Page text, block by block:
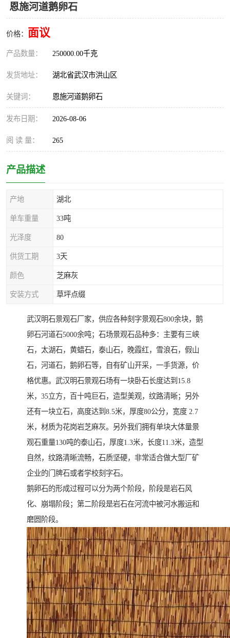
恩施河道鹅卵石
价格： 面议
产品数量： 250000.00千克
发货地址： 湖北省武汉市洪山区
关键词： 恩施河道鹅卵石
发布日期： 2026-08-06
阅 读 量： 265
产品描述
产地 湖北
单车重量 33吨
光泽度 80
供货工期 3天
颜色 芝麻灰
安装方式 草坪点缀
武汉明石景观石厂家，供应各种刻字景观石800余块，鹅
卵石河道石5000余吨；石场景观石品种多：主要有三峡
石，太湖石，黄蜡石，泰山石，晚霞红，雪浪石，假山
石，河道石，鹅卵石等，自有矿山开采，一手货源，价
格优惠。武汉明石景观石场有一块卧石长度达到15.8
米，35立方，百十吨巨石，造型美观，纹路清晰；另外
还有一块立石，高度达到8.5米，厚度80公分，宽度 2.7
米，材质为花岗岩芝麻灰。另外我们拥有单块大体量景
观石重量130吨的泰山石，厚度1.3米，长度11.3米，造型
自然，纹路清晰流畅，石质坚硬，非常适合做大型厂矿
企业的门牌石或者学校刻字石。
鹅卵石的形成过程可以分为两个阶段，阶段是岩石风
化、崩塌阶段；第二阶段是岩石在河流中被河水搬运和
磨圆阶段。